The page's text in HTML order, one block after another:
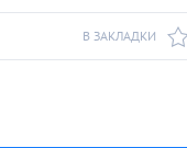
В ЗАКЛАДКИ